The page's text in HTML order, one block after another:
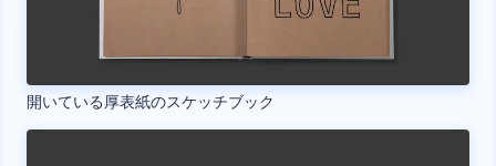
開いている厚表紙のスケッチブック